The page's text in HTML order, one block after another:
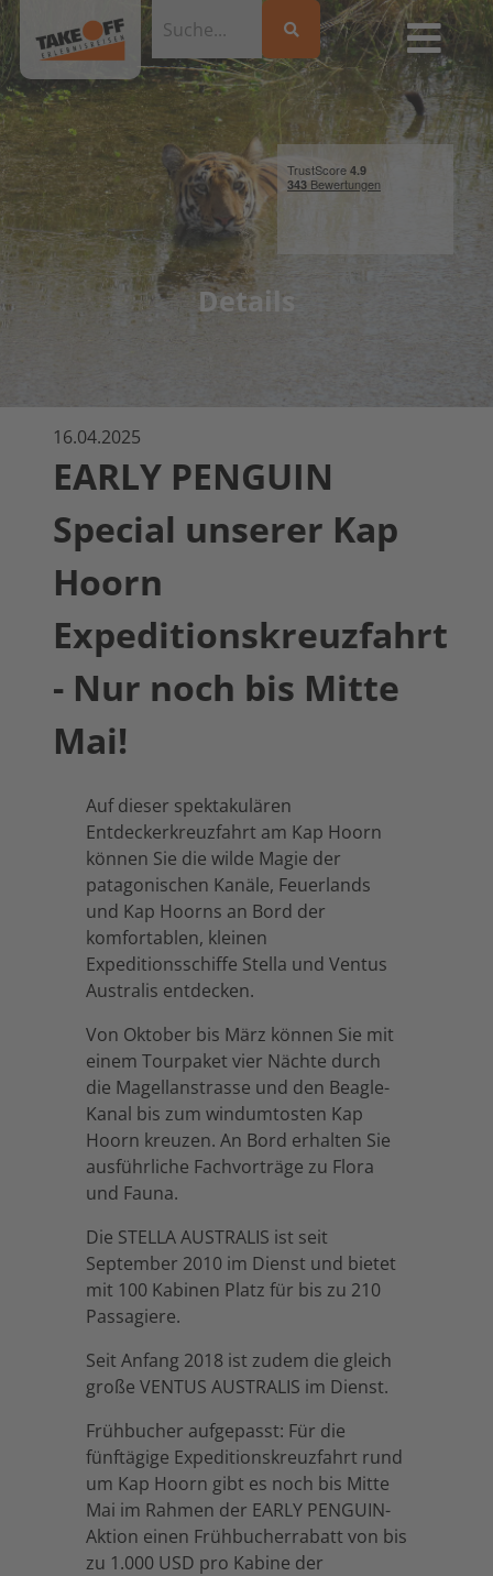
Details
16.04.2025
EARLY PENGUIN
Special unserer Kap
Hoorn
Expeditionskreuzfahrt
- Nur noch bis Mitte
Mai!
Auf dieser spektakulären
Entdeckerkreuzfahrt am Kap Hoorn
können Sie die wilde Magie der
patagonischen Kanäle, Feuerlands
und Kap Hoorns an Bord der
komfortablen, kleinen
Expeditionsschiffe Stella und Ventus
Australis entdecken.
Von Oktober bis März können Sie mit
einem Tourpaket vier Nächte durch
die Magellanstrasse und den Beagle-
Kanal bis zum windumtosten Kap
Hoorn kreuzen. An Bord erhalten Sie
ausführliche Fachvorträge zu Flora
und Fauna.
Die STELLA AUSTRALIS ist seit
September 2010 im Dienst und bietet
mit 100 Kabinen Platz für bis zu 210
Passagiere.
Seit Anfang 2018 ist zudem die gleich
große VENTUS AUSTRALIS im Dienst.
Frühbucher aufgepasst: Für die
fünftägige Expeditionskreuzfahrt rund
um Kap Hoorn gibt es noch bis Mitte
Mai im Rahmen der EARLY PENGUIN-
Aktion einen Frühbucherrabatt von bis
zu 1.000 USD pro Kabine der